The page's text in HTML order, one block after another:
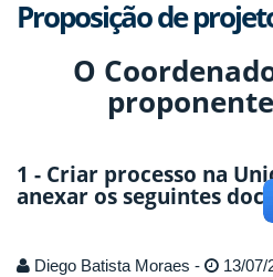
Proposição de
O
1 - Criar processo na
anexar os seguintes
Diego Batista Moraes - 13/07/